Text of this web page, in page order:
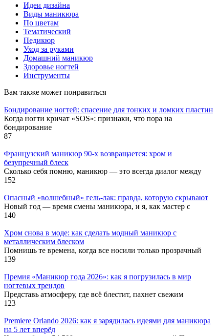
Идеи дизайна
Виды маникюра
По цветам
Тематический
Педикюр
Уход за руками
Домашний маникюр
Здоровье ногтей
Инструменты
Вам также может понравиться
Бондирование ногтей: спасение для тонких и ломких пластин
Когда ногти кричат «SOS»: признаки, что пора на
бондирование
87
Французский маникюр 90-х возвращается: хром и
безупречный блеск
Сколько себя помню, маникюр — это всегда диалог между
152
Опасный «волшебный» гель-лак: правда, которую скрывают
Новый год — время смены маникюра, и я, как мастер с
140
Хром снова в моде: как сделать модный маникюр с
металлическим блеском
Помнишь те времена, когда все носили только прозрачный
139
Премия «Маникюр года 2026»: как я погрузилась в мир
ногтевых трендов
Представь атмосферу, где всё блестит, пахнет свежим
123
Premiere Orlando 2026: как я зарядилась идеями для маникюра
на 5 лет вперёд